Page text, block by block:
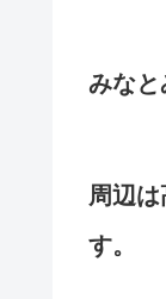
みなと
周辺
す。